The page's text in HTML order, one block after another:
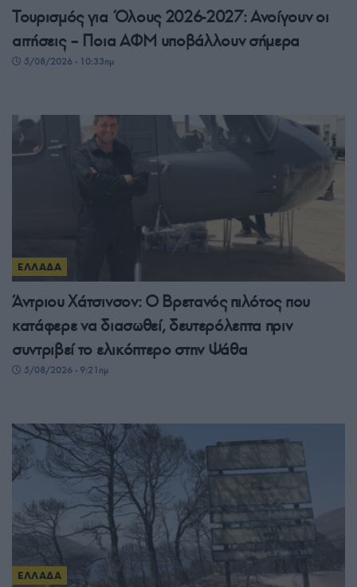
Τουρισμός για Όλους 2026-2027: Ανοίγουν οι
αιτήσεις – Ποια ΑΦΜ υποβάλλουν σήμερα
5/08/2026 - 10:33πμ
ΕΛΛΑΔΑ
Άντριου Χάτσινσον: Ο Βρετανός πιλότος που
κατάφερε να διασωθεί, δευτερόλεπτα πριν
συντριβεί το ελικόπτερο στην Ψάθα
5/08/2026 - 9:21πμ
ΕΛΛΑΔΑ